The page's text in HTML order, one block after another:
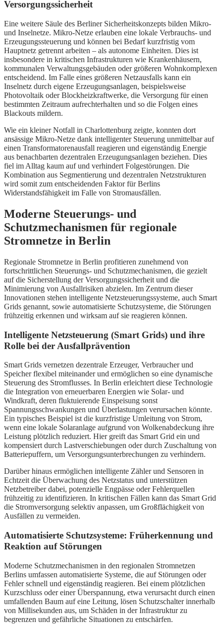
Versorgungssicherheit
Eine weitere Säule des Berliner Sicherheitskonzepts bilden Mikro-
und Inselnetze. Mikro-Netze erlauben eine lokale Verbrauchs- und
Erzeugungssteuerung und können bei Bedarf kurzfristig vom
Hauptnetz getrennt arbeiten – als autonome Einheiten. Dies ist
insbesondere in kritischen Infrastrukturen wie Krankenhäusern,
kommunalen Verwaltungsgebäuden oder größeren Wohnkomplexen
entscheidend. Im Falle eines größeren Netzausfalls kann ein
Inselnetz durch eigene Erzeugungsanlagen, beispielsweise
Photovoltaik oder Blockheizkraftwerke, die Versorgung für einen
bestimmten Zeitraum aufrechterhalten und so die Folgen eines
Blackouts mildern.
Wie ein kleiner Notfall in Charlottenburg zeigte, konnten dort
ansässige Mikro-Netze dank intelligenter Steuerung unmittelbar auf
einen Transformatorenausfall reagieren und eigenständig Energie
aus benachbarten dezentralen Erzeugungsanlagen beziehen. Dies
fiel im Alltag kaum auf und verhindert Folgestörungen. Die
Kombination aus Segmentierung und dezentralen Netzstrukturen
wird somit zum entscheidenden Faktor für Berlins
Widerstandsfähigkeit im Falle von Stromausfällen.
Moderne Steuerungs- und
Schutzmechanismen für regionale
Stromnetze in Berlin
Regionale Stromnetze in Berlin profitieren zunehmend von
fortschrittlichen Steuerungs- und Schutzmechanismen, die gezielt
auf die Sicherstellung der Versorgungssicherheit und die
Minimierung von Ausfallrisiken abzielen. Im Zentrum dieser
Innovationen stehen intelligente Netzsteuerungssysteme, auch Smart
Grids genannt, sowie automatisierte Schutzsysteme, die Störungen
frühzeitig erkennen und wirksam auf sie reagieren können.
Intelligente Netzsteuerung (Smart Grids) und ihre
Rolle bei der Ausfallprävention
Smart Grids vernetzen dezentrale Erzeuger, Verbraucher und
Speicher flexibel miteinander und ermöglichen so eine dynamische
Steuerung des Stromflusses. In Berlin erleichtert diese Technologie
die Integration von erneuerbaren Energien wie Solar- und
Windkraft, deren fluktuierende Einspeisung sonst
Spannungsschwankungen und Überlastungen verursachen könnte.
Ein typisches Beispiel ist die kurzfristige Umleitung von Strom,
wenn eine lokale Solaranlage aufgrund von Wolkenabdeckung ihre
Leistung plötzlich reduziert. Hier greift das Smart Grid ein und
kompensiert durch Lastverschiebungen oder durch Zuschaltung von
Batteriepuffern, um Versorgungsunterbrechungen zu verhindern.
Darüber hinaus ermöglichen intelligente Zähler und Sensoren in
Echtzeit die Überwachung des Netzstatus und unterstützen
Netzbetreiber dabei, potenzielle Engpässe oder Fehlerquellen
frühzeitig zu identifizieren. In kritischen Fällen kann das Smart Grid
die Stromversorgung selektiv anpassen, um Großflächigkeit von
Ausfällen zu vermeiden.
Automatisierte Schutzsysteme: Früherkennung und
Reaktion auf Störungen
Moderne Schutzmechanismen in den regionalen Stromnetzen
Berlins umfassen automatisierte Systeme, die auf Störungen oder
Fehler schnell und eigenständig reagieren. Bei einem plötzlichen
Kurzschluss oder einer Überspannung, etwa verursacht durch einen
umfallenden Baum auf eine Leitung, lösen Schutzschalter innerhalb
von Millisekunden aus, um Schäden in der Infrastruktur zu
begrenzen und gefährliche Situationen zu entschärfen.